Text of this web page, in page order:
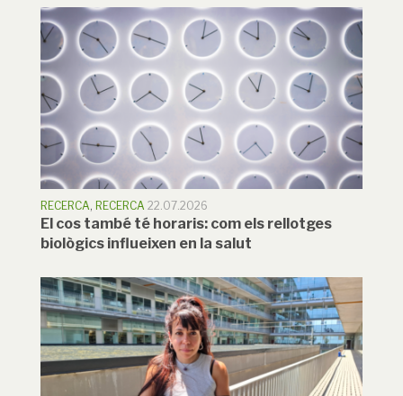
RECERCA, RECERCA 22.07.2026
El cos també té horaris: com els rellotges
biològics influeixen en la salut